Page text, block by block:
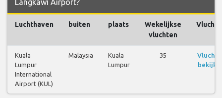
Luchthaven buiten plaats
Wekelijkse
vluchten
Kuala
Lumpur
International
Airport (KUL)
Malaysia
Kuala
Lumpur
35